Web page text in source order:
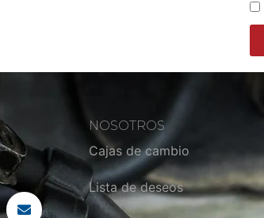
NOSOTROS
Cajas de cambio
Lista de deseos